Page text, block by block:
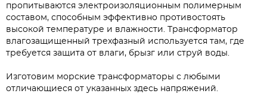
пропитываются электроизоляционным полимерным
составом, способным эффективно противостоять
высокой температуре и влажности. Трансформатор
влагозащищенный трехфазный используется там, где
требуется защита от влаги, брызг или струй воды.
Изготовим морские трансформаторы с любыми
отличающиеся от указанных здесь напряжений.